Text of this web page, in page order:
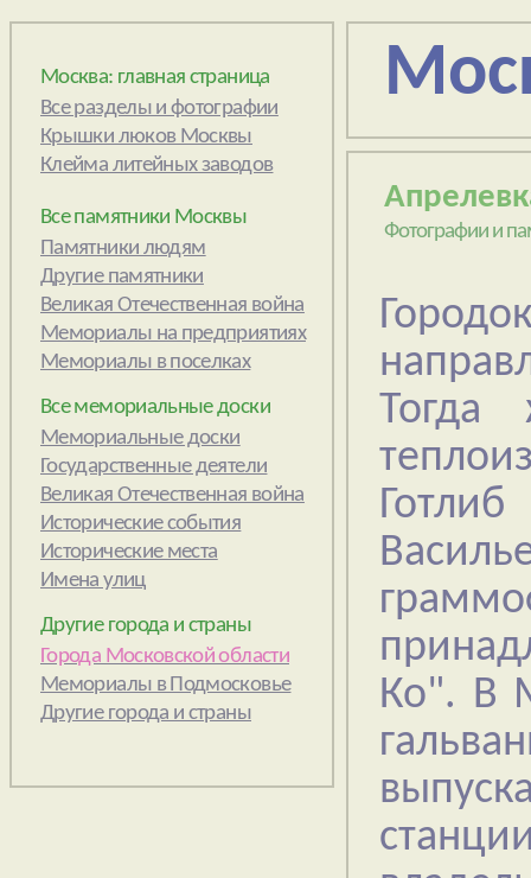
Москва: главная страница
Все памятники Москвы
Все мемориальные доски
Другие города и страны
Фотографии и
Тогда
Ко". В